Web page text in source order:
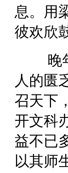
息。用
彼欢欣
晚
人的匮
召天下
开文科
益不已
以其师